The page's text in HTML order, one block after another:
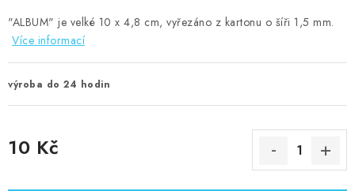
"ALBUM" je velké 10 x 4,8 cm, vyřezáno z kartonu o šíři 1,5 mm.
Více informací
výroba do 24 hodin
10 Kč